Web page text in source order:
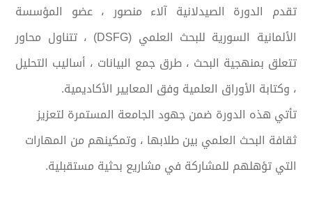
تقدم الدورة الصيدلانية آلاء منصور ، عضو المؤسسة
الألمانية السورية للبحث العلمي (DSFG) ، تتناول محاور
تتعلق بمنهجية البحث ، طرق جمع البيانات ، أساليب التحليل
، وكتابة الأوراق العلمية وفق المعايير الأكاديمية.
تأتي هذه الدورة ضمن جهود الجامعة المستمرة لتعزيز
ثقافة البحث العلمي بين طلابها ، وتمكينهم من المهارات
التي تؤهلهم للمشاركة في مشاريع بحثية مستقبلية.